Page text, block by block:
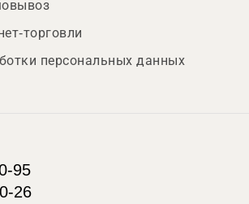
торговли
персональных данных
95
26